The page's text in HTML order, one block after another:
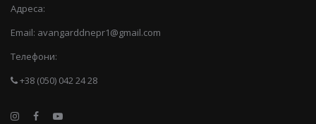
Адреса:
Email: avangarddnepr1@gmail.com
Телефони:
+38 (050) 042 24 28